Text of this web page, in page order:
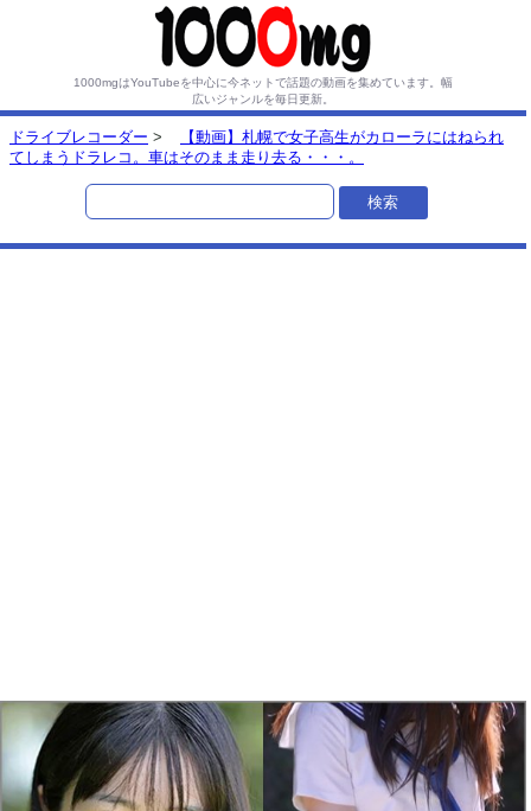
1000mgはYouTubeを中心に今ネットで話題の動画を集めています。 幅
広いジャンルを毎日更新。
ドライブレコーダー >
【動画】札幌で女子高生がカローラにはねられ
てしまうドラレコ。車はそのまま走り去る・・・。